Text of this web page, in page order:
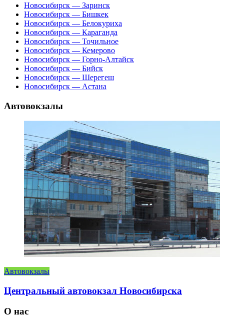
Новосибирск — Заринск
Новосибирск — Бишкек
Новосибирск — Белокуриха
Новосибирск — Караганда
Новосибирск — Точильное
Новосибирск — Кемерово
Новосибирск — Горно-Алтайск
Новосибирск — Бийск
Новосибирск — Шерегеш
Новосибирск — Астана
Автовокзалы
Автовокзалы
Центральный автовокзал Новосибирска
О нас